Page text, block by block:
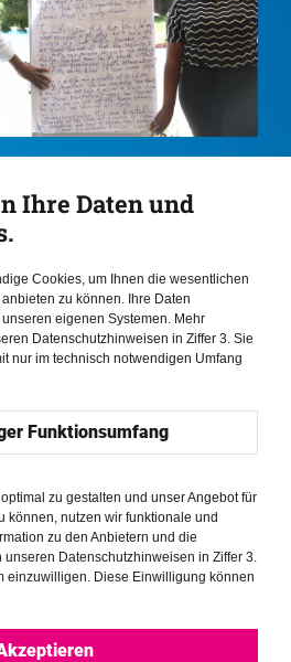
Her
Ihre Daten und
Cookies, um Ihnen die wesentlichen
zu können. Ihre Daten
eigenen Systemen. Mehr
Datenschutzhinweisen in Ziffer 3. Sie
nur im technisch notwendigen Umfang
Funktionsumfang
zu gestalten und unser Angebot für
können, nutzen wir funktionale und
zu den Anbietern und die
Datenschutzhinweisen in Ziffer 3.
einzuwilligen. Diese Einwilligung können